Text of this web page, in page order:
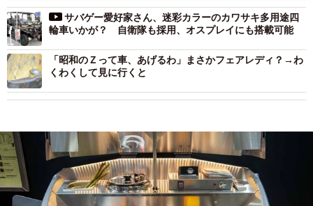
サバゲー愛好家さん、迷彩カラーのカワサキ多用途四
輪車いかが？ 自衛隊も採用、オスプレイにも搭載可能
「昭和のＺって車、あげるわ」まさかフェアレディ？→わ
くわくして見に行くと